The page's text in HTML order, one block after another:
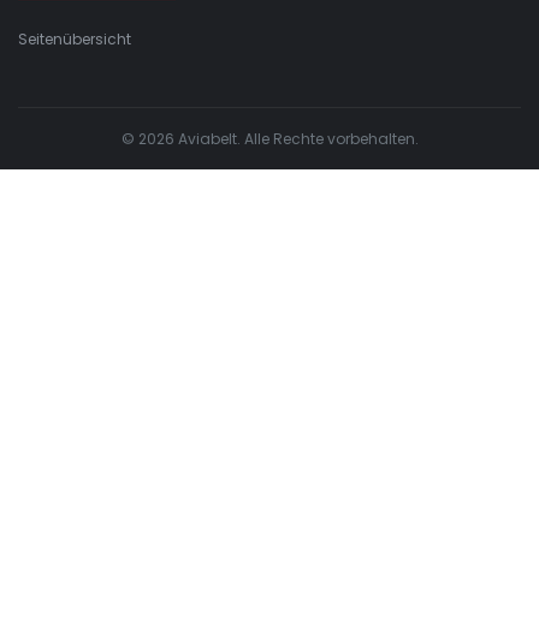
Seitenübersicht
© 2026 Aviabelt. Alle Rechte vorbehalten.